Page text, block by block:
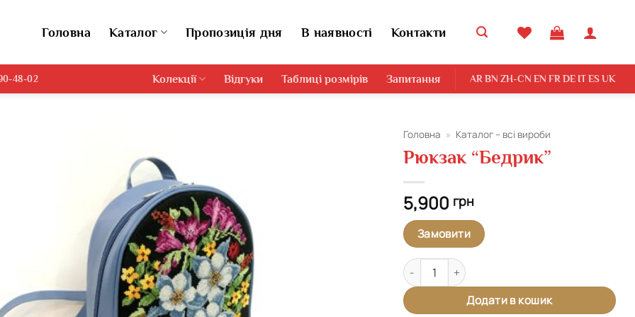
Головна Каталог Пропозиція дня В наявності Контакти
48-02 Колекції Відгуки Таблиці розмірів Запитання AR BN ZH-CN EN FR DE IT ES UK
Головна » Каталог – всі вироби
Рюкзак “Бедрик”
5,900 грн
Замовити
Рюкзак "Бедрик" кількість
Додати в кошик